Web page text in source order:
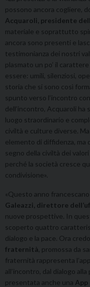
possono ancora cogliere,
Acquaroli, presidente
materiale e soprattutto
ancora sono presenti e
testimonianza dei nostri
plasmato un po’ il
essere: umili, silenziosi,
storia che si sono così
spunto verso l’incontro
dell’incontro, Acquaroli ha
luogo straordinario e
civiltà e culture diverse.
elemento di diffidenza, ma
segno della civiltà dei
perché la società cresce
condivisione».
«Questo anno
Galeazzi, direttore
nuove prospettive. In
scoperto quattro
dialogo e la pace. Ora
fraternità , promossa da
fraternità rappresenta
all’incontro, dal dialogo
presentata anche una App